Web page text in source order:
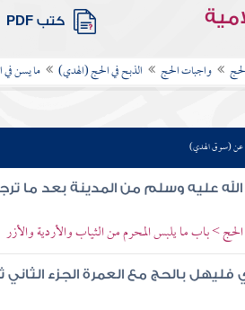
كتب PDF
واجبات الحج الذبح في الحج (الهدي) ما يسن في
عن (سوق الهدي)
عليه وسلم من المدينة بعد ما
> باب ما يلبس المحرم من الثياب والأردية والأزر
بالحج مع العمرة الجزء